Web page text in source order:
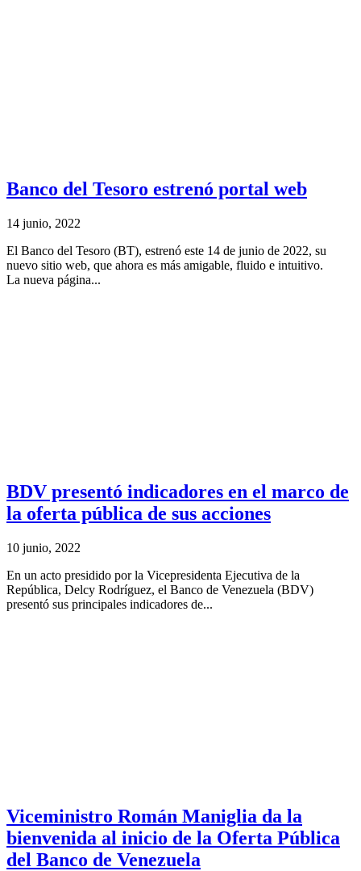
Banco del Tesoro estrenó portal web
14 junio, 2022
El Banco del Tesoro (BT), estrenó este 14 de junio de 2022, su
nuevo sitio web, que ahora es más amigable, fluido e intuitivo.
La nueva página...
BDV presentó indicadores en el marco de
la oferta pública de sus acciones
10 junio, 2022
En un acto presidido por la Vicepresidenta Ejecutiva de la
República, Delcy Rodríguez, el Banco de Venezuela (BDV)
presentó sus principales indicadores de...
Viceministro Román Maniglia da la
bienvenida al inicio de la Oferta Pública
del Banco de Venezuela